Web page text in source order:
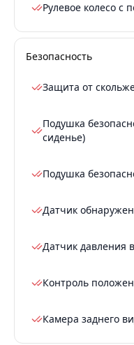
Рулевое колесо с
Безопасность
Защита от
Подушка
сиденье)
Подушка
Датчик
Датчик давления
Контроль
Камера заднего